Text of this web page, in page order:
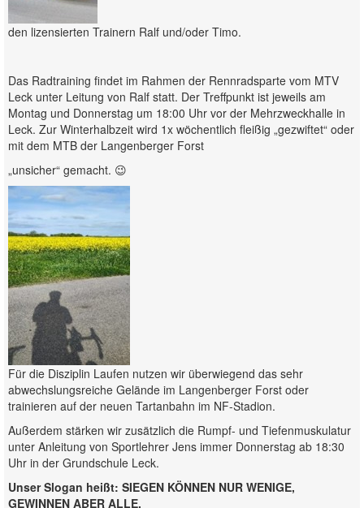
den lizensierten Trainern Ralf und/oder Timo.
Das Radtraining findet im Rahmen der Rennradsparte vom MTV
Leck unter Leitung von Ralf statt. Der Treffpunkt ist jeweils am
Montag und Donnerstag um 18:00 Uhr vor der Mehrzweckhalle in
Leck. Zur Winterhalbzeit wird 1x wöchentlich fleißig „gezwiftet“ oder
mit dem MTB der Langenberger Forst
„unsicher“ gemacht. 😉
Für die Disziplin Laufen nutzen wir überwiegend das sehr
abwechslungsreiche Gelände im Langenberger Forst oder
trainieren auf der neuen Tartanbahn im NF-Stadion.
Außerdem stärken wir zusätzlich die Rumpf- und Tiefenmuskulatur
unter Anleitung von Sportlehrer Jens immer Donnerstag ab 18:30
Uhr in der Grundschule Leck.
Unser Slogan heißt: SIEGEN KÖNNEN NUR WENIGE,
GEWINNEN ABER ALLE.